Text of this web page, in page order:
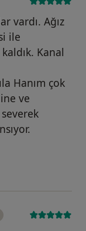
vardı. Ağız
ile
Kanal
Hanım çok
ve